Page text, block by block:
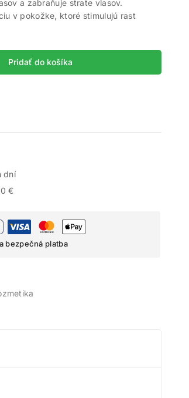
a zabraňuje strate vlasov.
v pokožke, ktoré stimulujú rast
Pridať do košíka
dní
€
bezpečná platba